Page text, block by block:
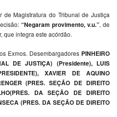
de Magistratura do Tribunal de Justiça
“Negaram provimento, v.u.”, de
que integra este acórdão.
Exmos. Desembargadores PINHEIRO
DE JUSTIÇA) (Presidente), LUIS
XAVIER DE AQUINO
(PRES. SEÇÃO DE DIREITO
DA SEÇÃO DE DIREITO
(PRES. DA SEÇÃO DE DIREITO